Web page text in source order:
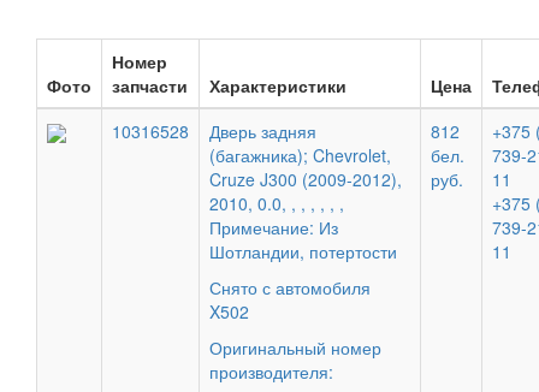
10316528
Дверь задняя
(багажника); Chevrolet,
Cruze J300 (2009-2012),
2010, 0.0, , , , , , ,
Примечание: Из
Шотландии, потертости
Снято с автомобиля
X502
Оригинальный номер
производителя:
812
бел.
руб.
+375
739-
11
+375
739-
11
Фото
Номер
запчасти
Характеристики Цена